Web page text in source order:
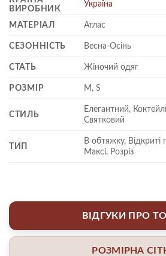
ВИРОБНИК
Україна
МАТЕРІАЛ Атлас
СЕЗОННІСТЬ Весна-Осінь
СТАТЬ Жіночий одяг
РОЗМІР M, S
СТИЛЬ
Елегантний,
Святковий
ТИП
В обтяжку, Відкриті
Максі, Розріз
ВІДГУКИ ПРО
РОЗМІРНА